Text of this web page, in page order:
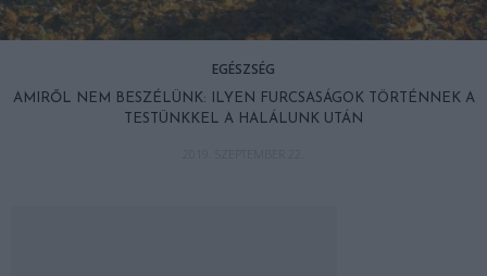
EGÉSZSÉG
AMIRŐL NEM BESZÉLÜNK: ILYEN FURCSASÁGOK TÖRTÉNNEK A
TESTÜNKKEL A HALÁLUNK UTÁN